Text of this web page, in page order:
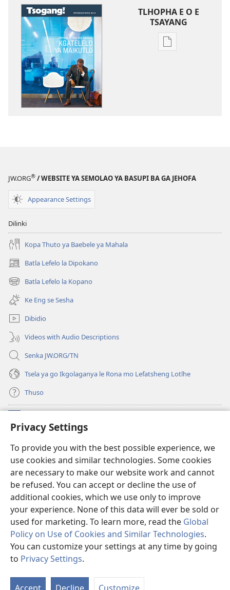
Privacy Settings
To provide you with the best possible experience, we
use cookies and similar technologies. Some cookies
are necessary to make our website work and cannot
be refused. You can accept or decline the use of
additional cookies, which we use only to improve
your experience. None of this data will ever be sold or
used for marketing. To learn more, read the Global
Policy on Use of Cookies and Similar Technologies.
You can customize your settings at any time by going
to Privacy Settings.
TLHOPHA E O E
TSAYANG
Ditsela
Laola
JW.ORG® / WEBSITE YA SEMOLAO YA BASUPI BA GA JEHOFA
Appearance Settings
Dilinki
Kopa Thuto ya Baebele ya Mahala
Batla Lefelo la Dipokano
(e
bula
tsebe
nngwe)
Batla Lefelo la Kopano
(e
bula
tsebe
e
nngwe)
Ke Eng se Sesha
Dibidio
Videos with Audio Descriptions
Senka JW.ORG/TN
Tsela ya go Ikgolaganya le Rona mo Lefatsheng Lotlhe
Thuso
(e
bula
nngwe)
LAEBORARI YA MO INTERNET
(e
bula
tsebe
e
nngwe)
JW Hub
(e
bula
tsebe
nngwe)
App ya JW Library
Copyright© 2026 Watch Tower Bible and Tract Society of Pennsylvania.
MELAWANA YA TIRISO|